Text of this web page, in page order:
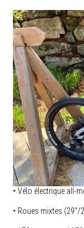
• Vélo électrique all-
• Roues mixtes